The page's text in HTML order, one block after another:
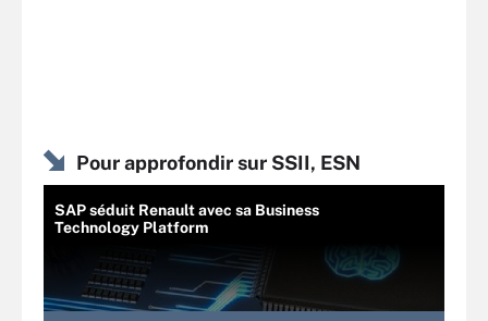
Pour approfondir sur SSII, ESN
SAP séduit Renault avec sa Business
Technology Platform